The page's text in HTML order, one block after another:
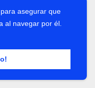
el análisis de tu
mucho esta
asegurar que
al navegar por él.